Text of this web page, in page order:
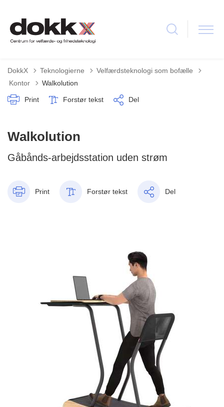
DokkX Teknologierne
Velfærdsteknologi som bofælle
Tilbage til
Kontor Walkolution
Print Forstør tekst Del
Walkolution
Gåbånds-arbejdsstation uden strøm
Print Forstør tekst Del